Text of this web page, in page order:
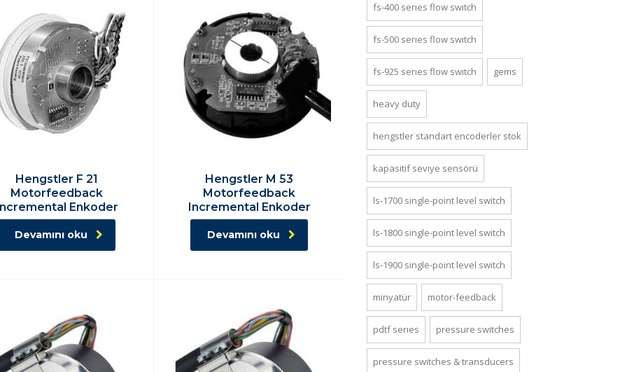
Hengstler F 21
Motorfeedback
Enkoder
Devamını oku
Hengstler M 53
Motorfeedback
Incremental Enkoder
Devamını oku
fs-400 series flow switch
fs-500 series flow switch
fs-925 series flow switch gems
heavy duty
hengstler standart encoderler stok
kapasitif seviye sensörü
ls-1700 si̇ngle-poi̇nt level swi̇tch
ls-1800 si̇ngle-poi̇nt level swi̇tch
ls-1900 si̇ngle-poi̇nt level swi̇tch
minyatür motor-feedback
pdtf series pressure switches
pressure switches & transducers